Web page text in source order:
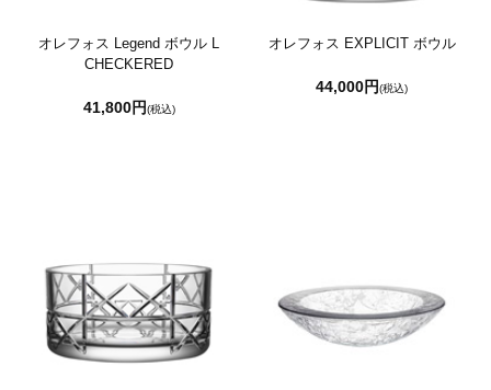
オレフォス Legend ボウル L
CHECKERED
41,800円(税込)
オレフォス EXPLICIT ボウル
44,000円(税込)